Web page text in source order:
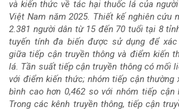
chính
của
bài
viết
và kiến thức về tác hại thuốc lá của
Việt Nam năm 2025. Thiết kế nghiên cứu
2.381 người dân từ 15 đến 70 tuổi tại 8
tuyến tính đa biến được sử dụng để
giữa tiếp cận truyền thông và điểm kiến
lá. Tần suất tiếp cận truyền thông có mối
với điểm kiến thức; nhóm tiếp cận thường
bình cao hơn 0,462 so với nhóm tiếp cận
Trong các kênh truyền thông, tiếp cận